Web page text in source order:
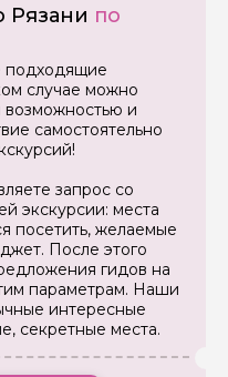
Рязани по
подходящие
случае можно
возможностью и
самостоятельно
запрос со
экскурсии: места
посетить, желаемые
После этого
гидов на
параметрам. Наши
интересные
секретные места.
можете их